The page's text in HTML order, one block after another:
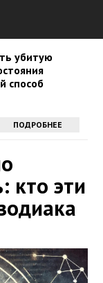
убитую
способ
ПОДРОБНЕЕ
кто эти